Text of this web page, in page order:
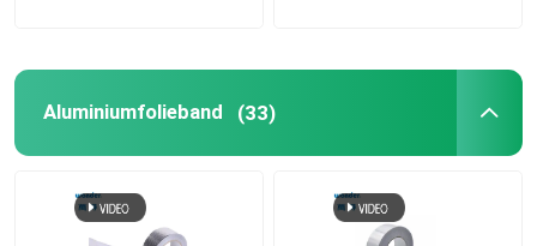
Bopp Tape Jumbo Roll
Aluminiumfolieband
Aluminiumfolieband (33)